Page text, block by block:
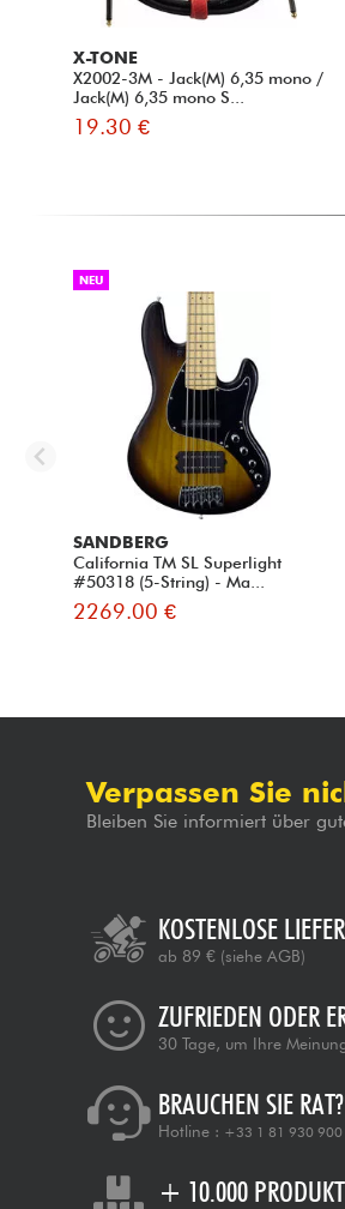
X-TONE
X2002-3M - Jack(M) 6,35 mono /
Jack(M) 6,35 mono S...
19.30 €
NEU
SANDBERG
California TM SL Superlight
#50318 (5-String) - Ma...
2269.00 €
Verpassen Sie
Bleiben Sie informiert über
KOSTENLOSE
ab 89 € (siehe AGB)
ZUFRIEDEN ODER
30 Tage, um Ihre
BRAUCHEN SIE RAT?
Hotline : +33 1 81 930 900
+ 10.000